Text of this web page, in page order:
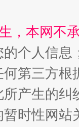
从幼
，本网不
个人信息
何第三方根
产生的纠
时性网